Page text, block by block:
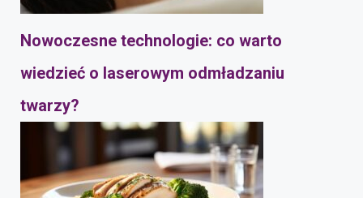
Nowoczesne technologie: co warto
wiedzieć o laserowym odmładzaniu
twarzy?